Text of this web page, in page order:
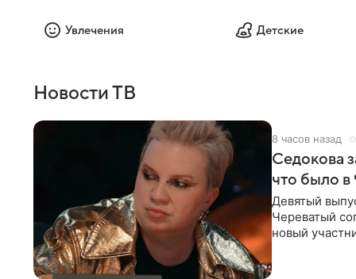
Увлечения Детские
Новости ТВ
8 часов назад
Седокова
что было
Девятый
Череватый
новый